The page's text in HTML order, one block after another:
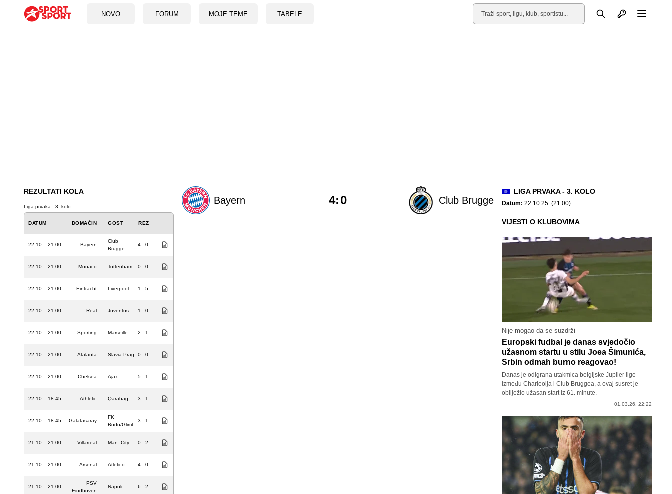
NOVO FORUM MOJE TEME TABELE
Pretraga Otvori profil
REZULTATI KOLA
Liga prvaka - 3. kolo
DATUM DOMAĆIN GOST REZ
22.10. - 21:00 Bayern -
Club
Brugge
4 : 0
22.10. - 21:00 Monaco - Tottenham 0 : 0
22.10. - 21:00 Eintracht - Liverpool 1 : 5
22.10. - 21:00 Real - Juventus 1 : 0
22.10. - 21:00 Sporting - Marseille 2 : 1
22.10. - 21:00 Atalanta - Slavia Prag 0 : 0
22.10. - 21:00 Chelsea - Ajax 5 : 1
22.10. - 18:45 Athletic - Qarabag 3 : 1
22.10. - 18:45 Galatasaray -
FK
Bodo/Glimt
3 : 1
21.10. - 21:00 Villarreal - Man. City 0 : 2
21.10. - 21:00 Arsenal - Atletico 4 : 0
21.10. - 21:00
PSV
Eindhoven
- Napoli 6 : 2
Bayern Club Brugge
4:0
LIGA PRVAKA - 3. KOLO
Datum: 22.10.25. (21:00)
VIJESTI O KLUBOVIMA
Nije mogao da se suzdrži
Europski fudbal je danas svjedočio
užasnom startu u stilu Joea Šimunića,
Srbin odmah burno reagovao!
Danas je odigrana utakmica belgijske Jupiler lige
između Charleoija i Club Bruggea, a ovaj susret je
obilježio užasan start iz 61. minute.
01.03.26. 22:22